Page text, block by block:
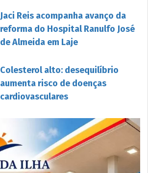
Jaci Reis acompanha avanço da
reforma do Hospital Ranulfo José
de Almeida em Laje
Colesterol alto: desequilíbrio
aumenta risco de doenças
cardiovasculares